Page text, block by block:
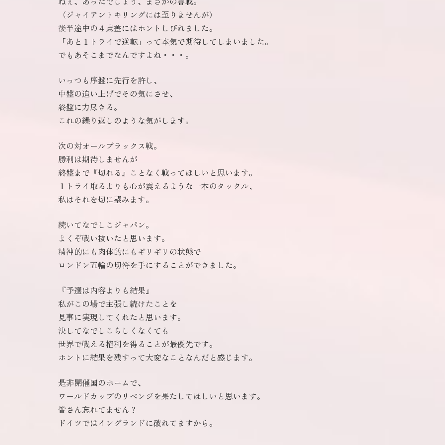
（ジャイアントキリングには至りませんが）
後半途中の４点差にはホントしびれました。
「あと１トライで逆転」って本気で期待してしまいました。
でもあそこまでなんですよね・・・。
いっつも序盤に先行を許し、
中盤の追い上げでその気にさせ、
終盤に力尽きる。
これの繰り返しのような気がします。
次の対オールブラックス戦。
勝利は期待しませんが
終盤まで『切れる』ことなく戦ってほしいと思います。
１トライ取るよりも心が震えるような一本のタックル、
私はそれを切に望みます。
続いてなでしこジャパン。
よくぞ戦い抜いたと思います。
精神的にも肉体的にもギリギリの状態で
ロンドン五輪の切符を手にすることができました。
『予選は内容よりも結果』
私がこの場で主張し続けたことを
見事に実現してくれたと思います。
決してなでしこらしくなくても
世界で戦える権利を得ることが最優先です。
ホントに結果を残すって大変なことなんだと感じます。
是非開催国のホームで、
ワールドカップのリベンジを果たしてほしいと思います。
皆さん忘れてません？
ドイツではイングランドに破れてますから。